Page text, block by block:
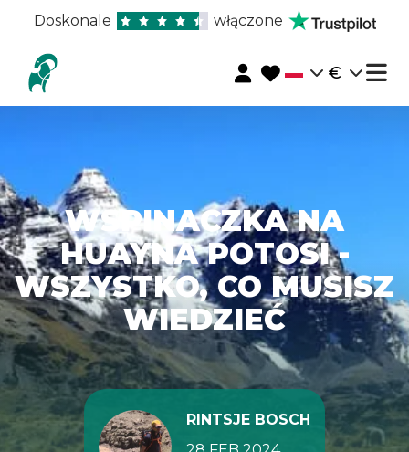
Doskonale włączone
€
WSPINACZKA NA
HUAYNA POTOSI -
WSZYSTKO, CO MUSISZ
WIEDZIEĆ
RINTSJE BOSCH